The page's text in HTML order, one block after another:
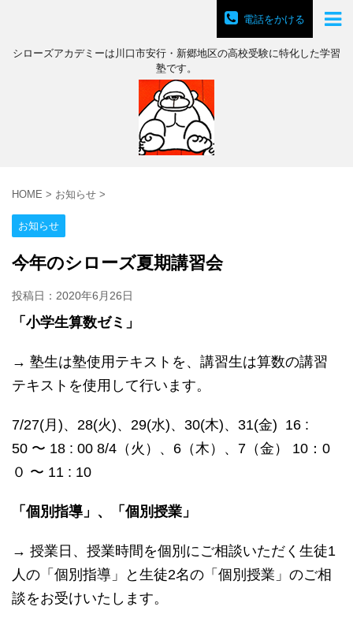
電話をかける
シローズアカデミーは川口市安行・新郷地区の高校受験に特化した学習
塾です。
HOME > お知らせ >
お知らせ
今年のシローズ夏期講習会
投稿日： 2020年6月26日
「小学生算数ゼミ」
→ 塾生は塾使用テキストを、講習生は算数の講習
テキストを使用して行います。
7/27(月)、28(火)、29(水)、30(木)、31(金) 16 :
50 〜 18 : 00 8/4（火）、6（木）、7（金） 10：0
０ 〜 11 : 10
「個別指導」、「個別授業」
→ 授業日、授業時間を個別にご相談いただく生徒1
人の「個別指導」と生徒2名の「個別授業」のご相
談をお受けいたします。